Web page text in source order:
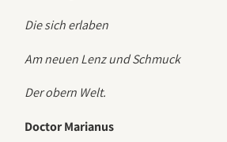
Die sich erlaben
Am neuen Lenz und Schmuck
Der obern Welt.
Doctor Marianus